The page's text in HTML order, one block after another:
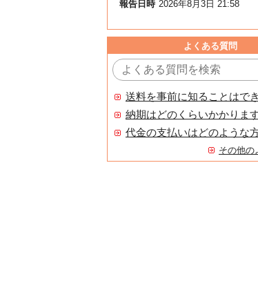
報告日時 2026年8月3日 21:58
よくある質問
送料を事前に知ることはで
納期はどのくらいかかりま
その他の